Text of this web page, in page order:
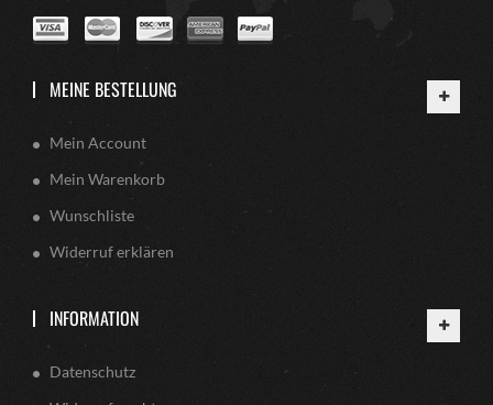
MEINE BESTELLUNG
Mein Account
Mein Warenkorb
Wunschliste
Widerruf erklären
INFORMATION
Datenschutz